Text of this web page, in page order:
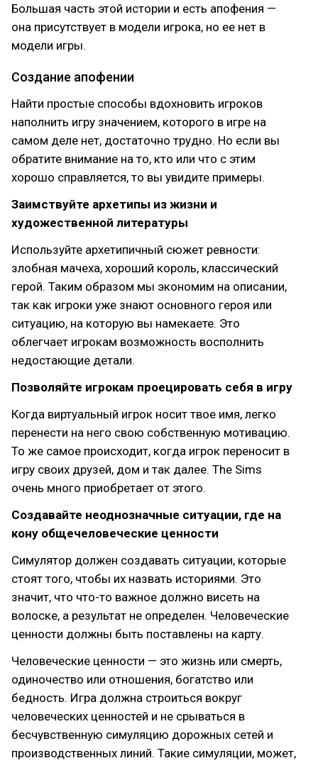
Большая часть этой истории и есть апофения —
она присутствует в модели игрока, но ее нет в
модели игры.
Создание апофении
Найти простые способы вдохновить игроков
наполнить игру значением, которого в игре на
самом деле нет, достаточно трудно. Но если вы
обратите внимание на то, кто или что с этим
хорошо справляется, то вы увидите примеры.
Заимствуйте архетипы из жизни и
художественной литературы
Используйте архетипичный сюжет ревности:
злобная мачеха, хороший король, классический
герой. Таким образом мы экономим на описании,
так как игроки уже знают основного героя или
ситуацию, на которую вы намекаете. Это
облегчает игрокам возможность восполнить
недостающие детали.
Позволяйте игрокам проецировать себя в игру
Когда виртуальный игрок носит твое имя, легко
перенести на него свою собственную мотивацию.
То же самое происходит, когда игрок переносит в
игру своих друзей, дом и так далее. The Sims
очень много приобретает от этого.
Создавайте неоднозначные ситуации, где на
кону общечеловеческие ценности
Симулятор должен создавать ситуации, которые
стоят того, чтобы их назвать историями. Это
значит, что что-то важное должно висеть на
волоске, а результат не определен. Человеческие
ценности должны быть поставлены на карту.
Человеческие ценности — это жизнь или смерть,
одиночество или отношения, богатство или
бедность. Игра должна строиться вокруг
человеческих ценностей и не срываться в
бесчувственную симуляцию дорожных сетей и
производственных линий. Такие симуляции, может,